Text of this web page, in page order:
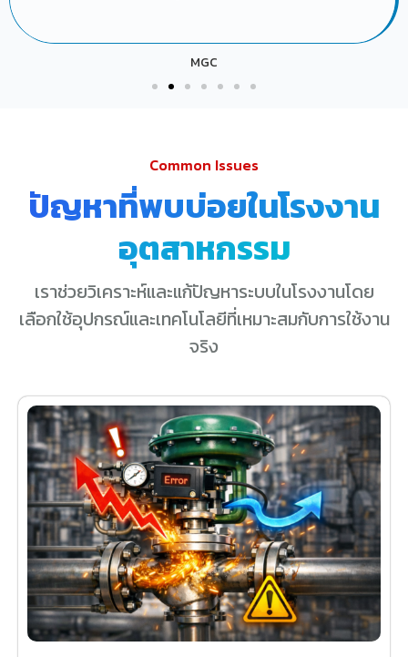
MGC
Common Issues
ปัญหาที่พบบ่อยในโรงงาน
อุตสาหกรรม
เราช่วยวิเคราะห์และแก้ปัญหาระบบในโรงงานโดย
เลือกใช้อุปกรณ์และเทคโนโลยีที่เหมาะสมกับการใช้งาน
จริง